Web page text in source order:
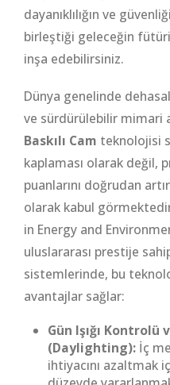
dayanıklılığın ve
birleştiği geleceğin
inşa edebilirsiniz.
Dünya genelinde
ve sürdürülebilir mimari
Baskılı Cam teknolojisi
kaplaması olarak değil,
puanlarını doğrudan
olarak kabul
in Energy and
uluslararası prestije
sistemlerinde, bu
avantajlar sağlar:
Gün Işığı
(Daylighting):İç
ihtiyacını azaltmak